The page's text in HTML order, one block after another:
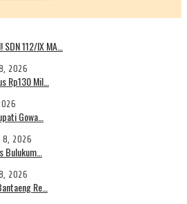
112/IX MA…
2026
Rp130 Mil…
Gowa…
8, 2026
2026
Re…